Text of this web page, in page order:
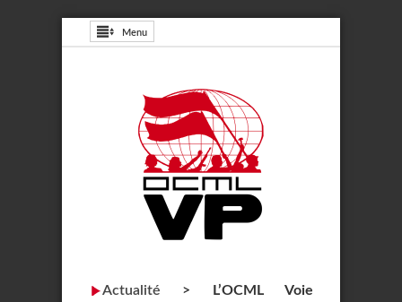
Menu
Actualité >
L’OCML Voie